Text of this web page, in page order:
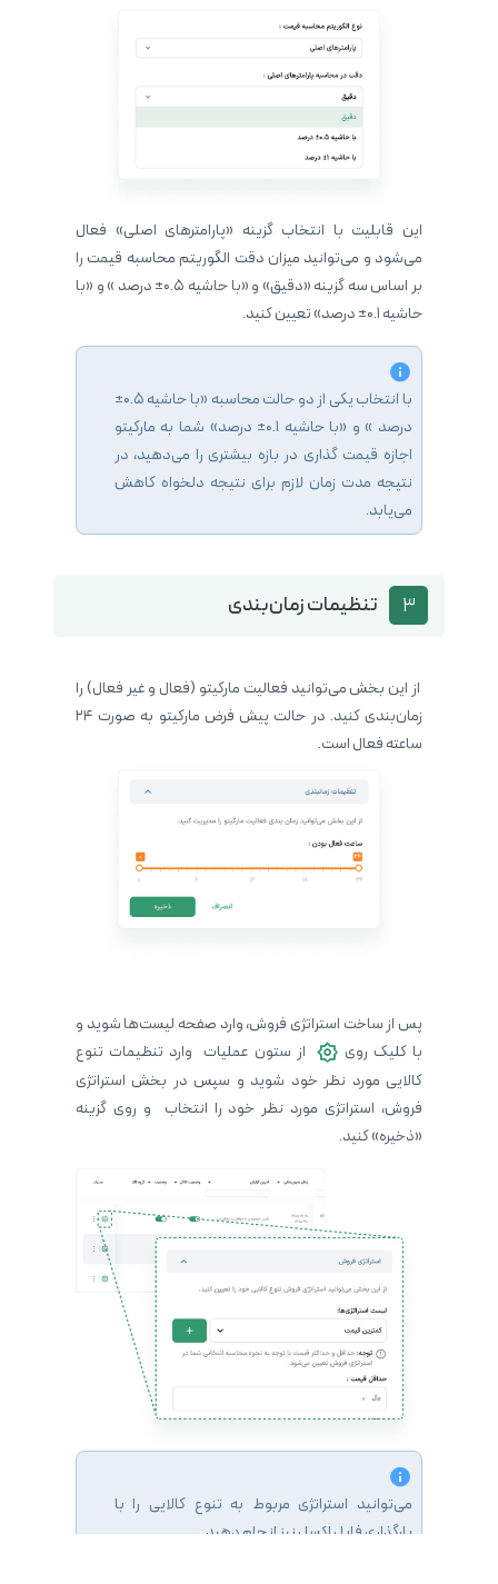
این قابلیت با انتخاب گزینه «پارامترهای اصلی» فعال
می‌شود و می‌توانید میزان دقت الگوریتم محاسبه قیمت را
بر اساس سه گزینه «دقیق» و «با حاشیه 0.5± درصد » و «با
حاشیه 0.1± درصد» تعیین کنید.
با انتخاب یکی از دو حالت محاسبه «با حاشیه 0.5±
درصد » و «با حاشیه 0.1± درصد» شما به مارکیتو
اجازه قیمت گذاری در بازه بیشتری را می‌دهید، در
نتیجه مدت زمان لازم برای نتیجه دلخواه کاهش
می‌یابد.
3 تنظیمات زمان‌بندی
از این بخش می‌توانید فعالیت مارکیتو (فعال و غیر فعال) را
زمان‌بندی کنید. در حالت پیش فرض مارکیتو به صورت 24
ساعته فعال است.
پس از ساخت استراتژی فروش، وارد صفحه لیست‌ها شوید و
با کلیک روی
از ستون عملیات وارد تنظیمات تنوع
کالایی مورد نظر خود شوید و سپس در بخش استراتژی
فروش، استراتژی مورد نظر خود را انتخاب و روی گزینه
«ذخیره» کنید.
می‌توانید استراتژی مربوط به تنوع کالایی را با
بارگذاری فایل اکسل نیز انجام دهید.